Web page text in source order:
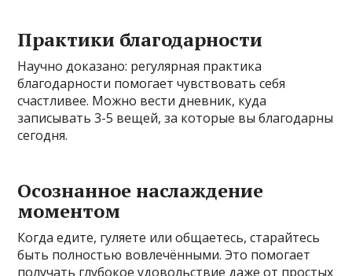
Практики благодарности
Научно доказано: регулярная практика
благодарности помогает чувствовать себя
счастливее. Можно вести дневник, куда
записывать 3-5 вещей, за которые вы благодарны
сегодня.
Осознанное наслаждение
моментом
Когда едите, гуляете или общаетесь, старайтесь
быть полностью вовлечёнными. Это помогает
получать глубокое удовольствие даже от простых